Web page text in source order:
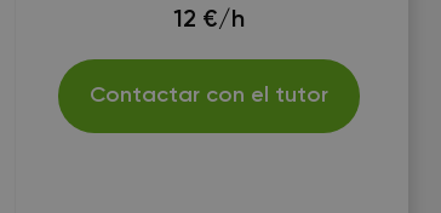
12 €/h
Contactar con el tutor